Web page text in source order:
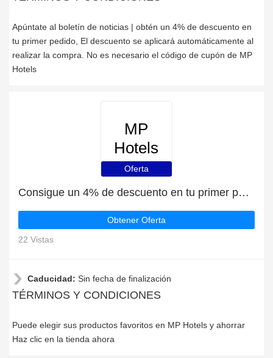
Apúntate al boletín de noticias | obtén un 4% de descuento en
tu primer pedido, El descuento se aplicará automáticamente al
realizar la compra. No es necesario el código de cupón de MP
Hotels
MP
Hotels
Oferta
Consigue un 4% de descuento en tu primer pedido en MP Hotels
Obtener Oferta
22 Vistas
Caducidad: Sin fecha de finalización
TÉRMINOS Y CONDICIONES
Puede elegir sus productos favoritos en MP Hotels y ahorrar
Haz clic en la tienda ahora